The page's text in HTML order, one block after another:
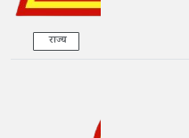
राज्य